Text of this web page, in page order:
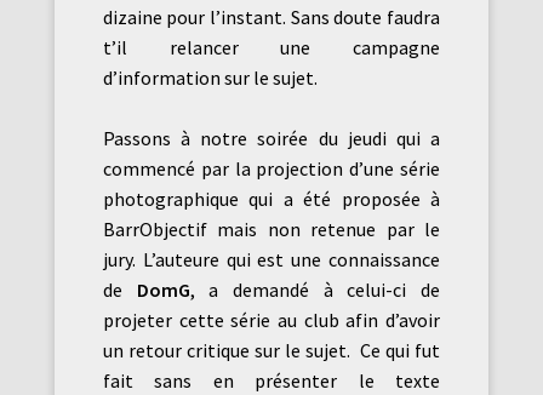
dizaine pour l’instant. Sans doute faudra
t’il relancer une campagne
d’information sur le sujet.
Passons à notre soirée du jeudi qui a
commencé par la projection d’une série
photographique qui a été proposée à
BarrObjectif mais non retenue par le
jury. L’auteure qui est une connaissance
de DomG, a demandé à celui-ci de
projeter cette série au club afin d’avoir
un retour critique sur le sujet. Ce qui fut
fait sans en présenter le texte